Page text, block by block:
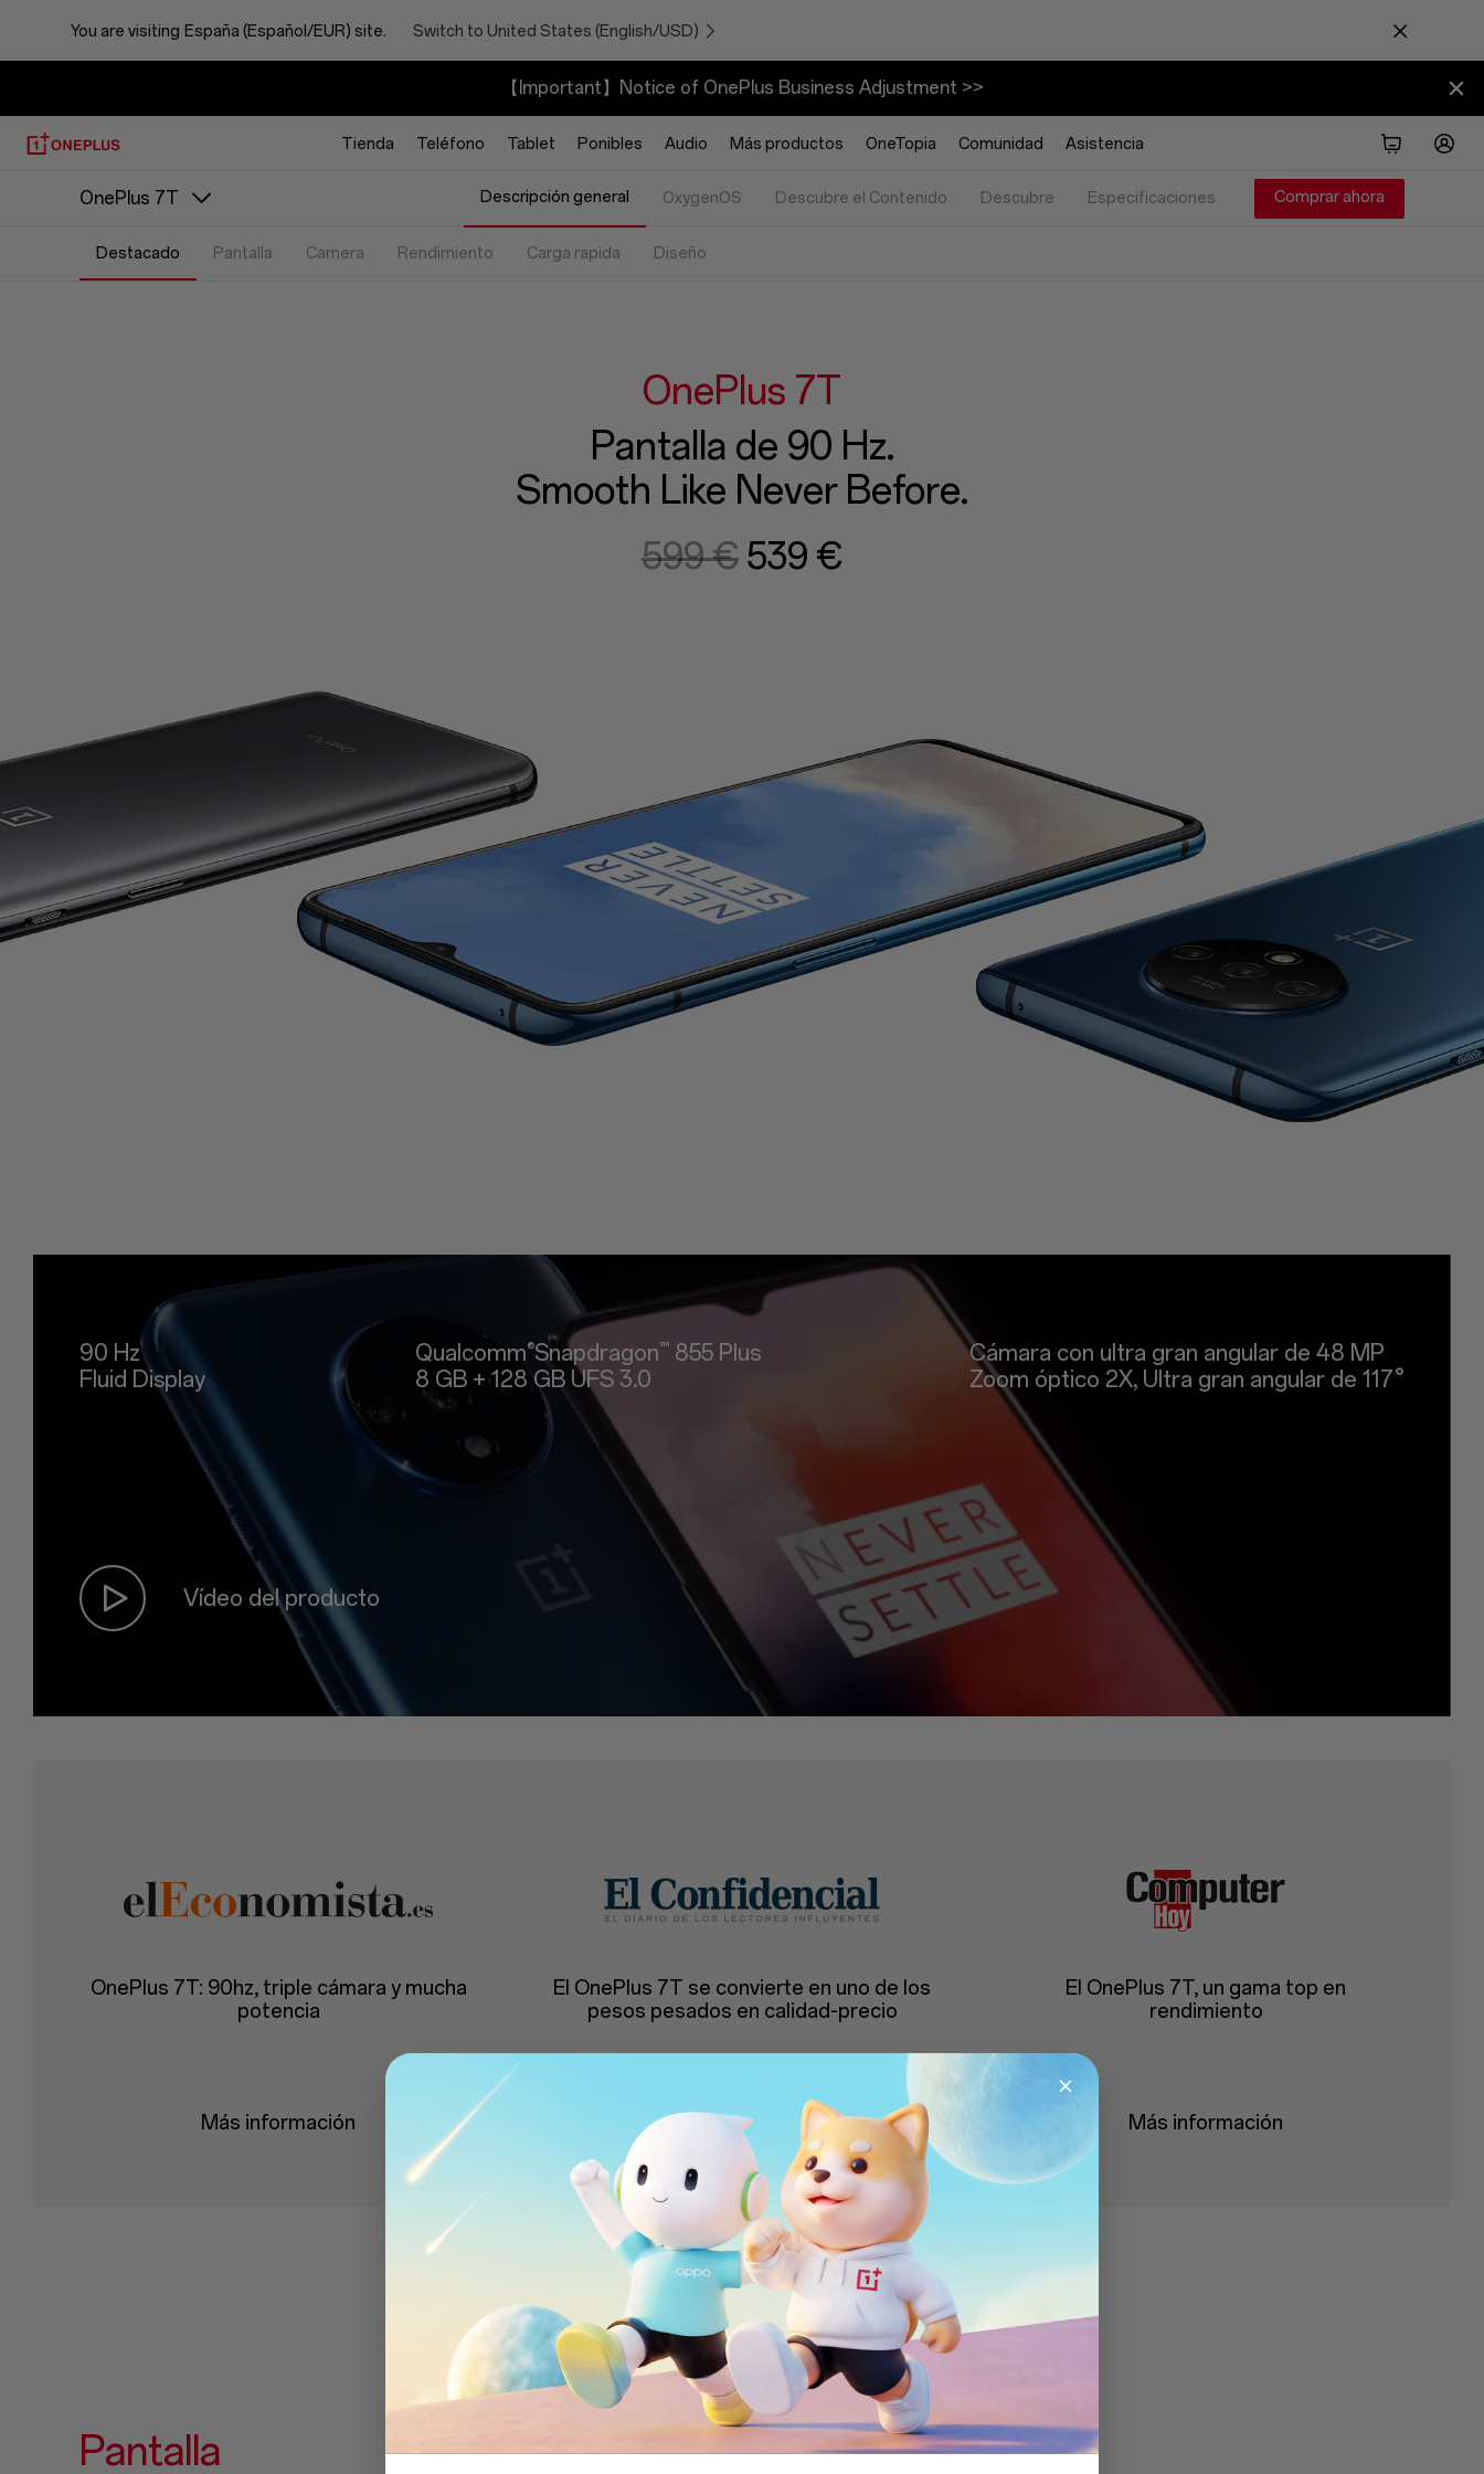
You are visiting España (Español/EUR) site. Switch to United States (English/USD)
【Important】Notice of OnePlus Business Adjustment >>
Tienda Teléfono Tablet Ponibles Audio Más productos OneTopia Comunidad Asistencia
OnePlus 7T Descripción general OxygenOS Descubre el Contenido Descubre Especificaciones Comprar ahora
Destacado Pantalla Camera Rendimiento Carga rapida Diseño
OnePlus 7T
Pantalla de 90 Hz.
Smooth Like Never Before.
599 € 539 €
90 Hz
Fluid Display
Qualcomm®Snapdragon™855 Plus
8 GB + 128 GB UFS 3.0
Cámara con ultra gran angular de 48 MP
Zoom óptico 2X, Ultra gran angular de 117°
Vídeo del producto
OnePlus 7T: 90hz, triple cámara y mucha
potencia
Más información
El OnePlus 7T se convierte en uno de los
pesos pesados en calidad-precio
Más información
El OnePlus 7T, un gama top en
rendimiento
Más información
Pantalla